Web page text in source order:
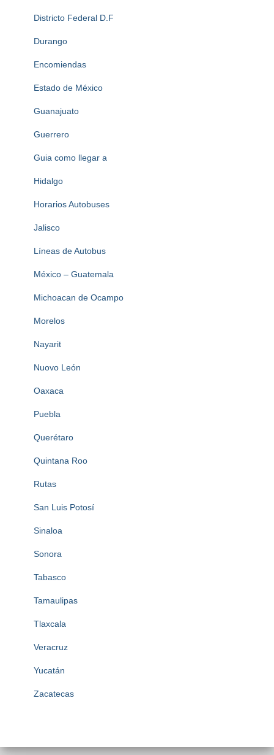
Districto Federal D.F
Durango
Encomiendas
Estado de México
Guanajuato
Guerrero
Guia como llegar a
Hidalgo
Horarios Autobuses
Jalisco
Líneas de Autobus
México – Guatemala
Michoacan de Ocampo
Morelos
Nayarit
Nuovo León
Oaxaca
Puebla
Querétaro
Quintana Roo
Rutas
San Luis Potosí
Sinaloa
Sonora
Tabasco
Tamaulipas
Tlaxcala
Veracruz
Yucatán
Zacatecas